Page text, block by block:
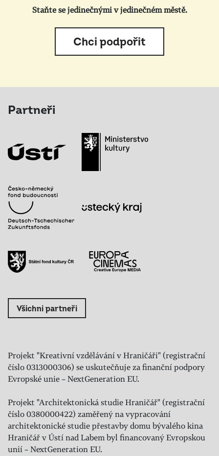
Staňte se jedinečnými v jedinečném městě.
Chci podpořit
Partneři
Všichni partneři
Projekt "Kreativní vzdělávání v Hraničáři" (registrační
číslo 0313000306) se uskutečňuje za finanční podpory
Evropské unie – NextGeneration EU.
Projekt "Architektonická studie Hraničář" (registrační
číslo 0380000422) zaměřený na vypracování
architektonické studie přestavby domu bývalého kina
Hraničář v Ústí nad Labem byl financovaný Evropskou
unií – NextGeneration EU.